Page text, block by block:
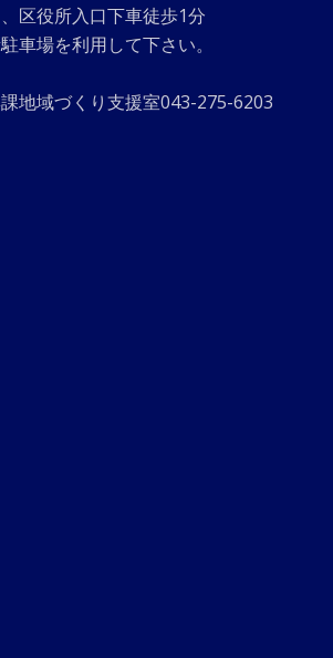
区役所入口下車徒歩1分
車場を利用して下さい。
地域づくり支援室043-275-6203